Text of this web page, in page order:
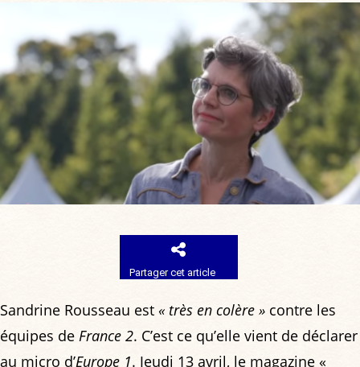
Partager cet article
Sandrine Rousseau est « très en colère » contre les
équipes de France 2. C’est ce qu’elle vient de déclarer
au micro d’Europe 1. Jeudi 13 avril, le magazine «